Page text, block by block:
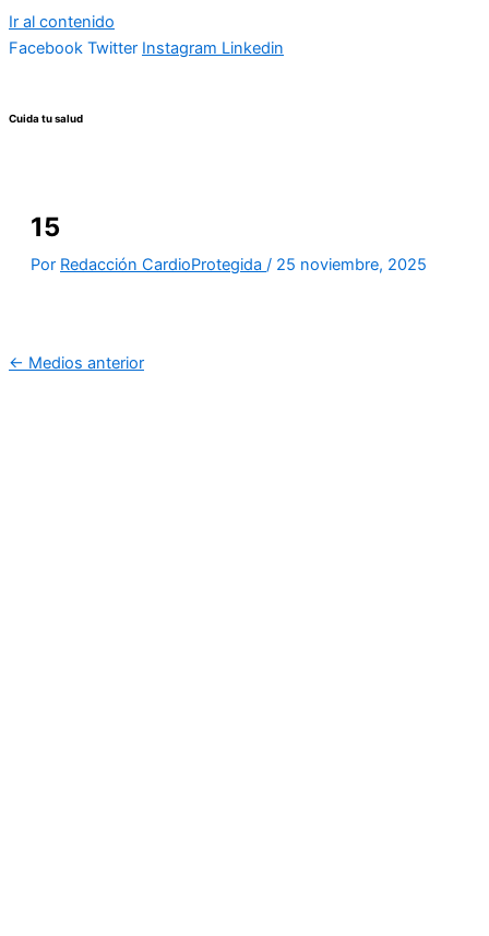
Ir al contenido
Facebook Twitter Instagram Linkedin
Cuida tu salud
15
Por Redacción CardioProtegida / 25 noviembre, 2025
← Medios anterior